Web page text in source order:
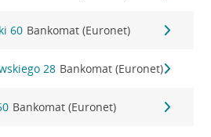
60 Bankomat (Euronet)
28 Bankomat (Euronet)
Bankomat (Euronet)